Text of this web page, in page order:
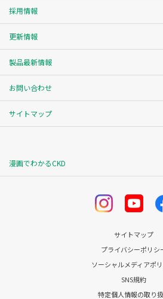
採用情報
更新情報
製品最新情報
お問い合わせ
サイトマップ
漫画でわかるCKD
サイトマップ
プライバシーポリシ
ソーシャルメディアポ
SNS規約
特定個人情報の取り